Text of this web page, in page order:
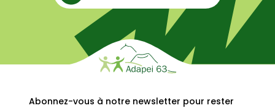
Abonnez-vous à notre newsletter pour rester